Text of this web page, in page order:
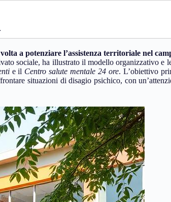
a potenziare l’assistenza territoriale nel
sociale, ha illustrato il modello organizzativo e
e il Centro salute mentale 24 ore. L’obiettivo
situazioni di disagio psichico, con